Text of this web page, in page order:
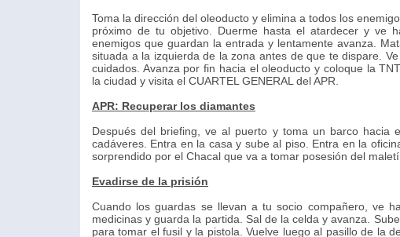
Toma la dirección del oleoducto y elimina a todos los
próximo de tu objetivo. Duerme hasta el atardecer y ve
enemigos que guardan la entrada y lentamente avanza.
situada a la izquierda de la zona antes de que te dispare.
cuidados. Avanza por fin hacia el oleoducto y coloque la
la ciudad y visita el CUARTEL GENERAL del APR.
APR: Recuperar los diamantes
Después del briefing, ve al puerto y toma un barco
cadáveres. Entra en la casa y sube al piso. Entra en la
sorprendido por el Chacal que va a tomar posesión del
Evadirse de la prisión
Cuando los guardas se llevan a tu socio compañero, ve
medicinas y guarda la partida. Sal de la celda y avanza.
para tomar el fusil y la pistola. Vuelve luego al pasillo de la